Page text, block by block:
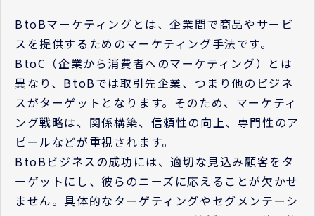
BtoBマーケティングとは、企業間で商品やサービ
スを提供するためのマーケティング手法です。
BtoC（企業から消費者へのマーケティング）とは
異なり、BtoBでは取引先企業、つまり他のビジネ
スがターゲットとなります。そのため、マーケティ
ング戦略は、関係構築、信頼性の向上、専門性のア
ピールなどが重視されます。
BtoBビジネスの成功には、適切な見込み顧客をタ
ーゲットにし、彼らのニーズに応えることが欠かせ
ません。具体的なターゲティングやセグメンテーシ